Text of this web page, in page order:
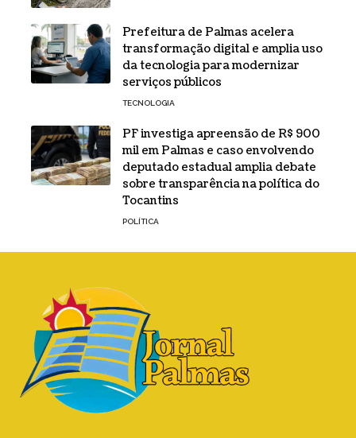
Prefeitura de Palmas acelera
transformação digital e amplia uso
da tecnologia para modernizar
serviços públicos
TECNOLOGIA
PF investiga apreensão de R$ 900
mil em Palmas e caso envolvendo
deputado estadual amplia debate
sobre transparência na política do
Tocantins
POLÍTICA